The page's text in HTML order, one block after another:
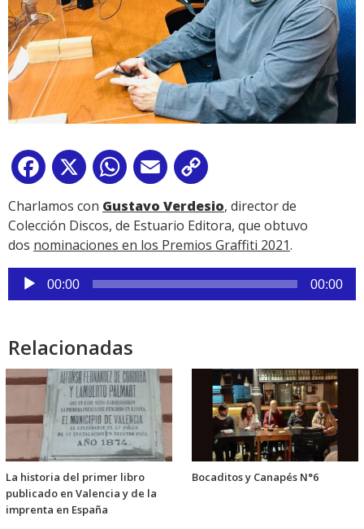
Facebook
X WhatsApp
Email
Link
Charlamos con Gustavo Verdesio, director de
Colección Discos, de Estuario Editora, que obtuvo
dos nominaciones en los Premios Graffiti 2021.
Reproductor
de
00:00 00:00
Relacionadas
La historia del primer libro
publicado en Valencia y de la
imprenta en España
Bocaditos y Canapés N°6